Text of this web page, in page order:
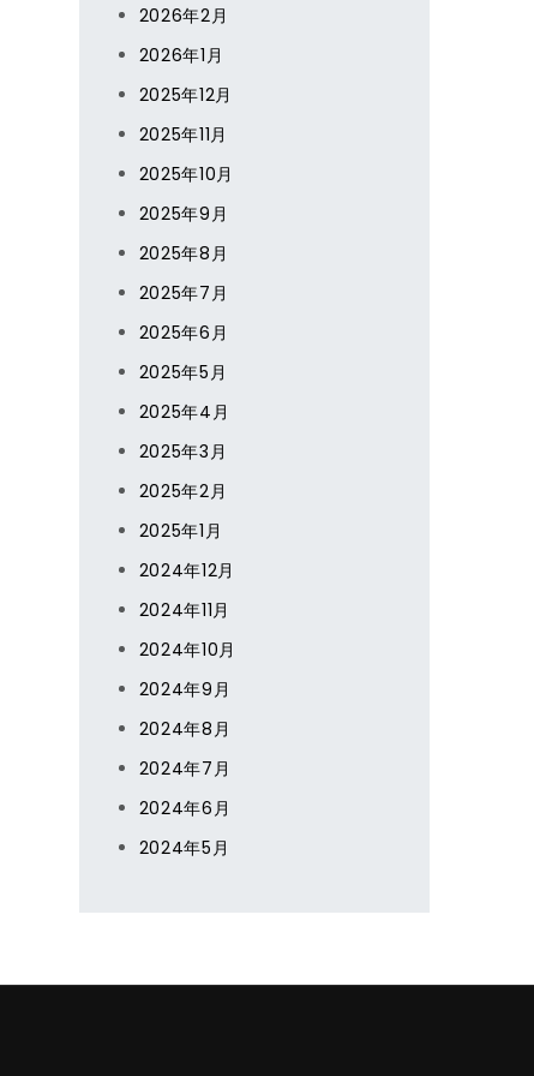
2026年2月
2026年1月
2025年12月
2025年11月
2025年10月
2025年9月
2025年8月
2025年7月
2025年6月
2025年5月
2025年4月
2025年3月
2025年2月
2025年1月
2024年12月
2024年11月
2024年10月
2024年9月
2024年8月
2024年7月
2024年6月
2024年5月